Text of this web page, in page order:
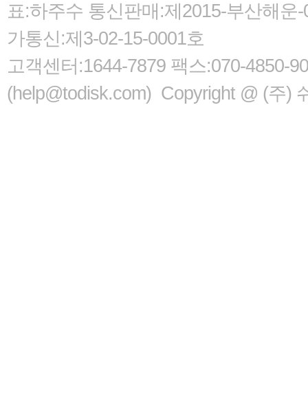
표:하주수 통신판매:제2015-부산해
가통신:제3-02-15-0001호
고객센터:1644-7879 팩스:070-4850-
(help@todisk.com) Copyright @ (주)